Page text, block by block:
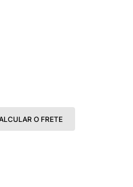
O FRETE